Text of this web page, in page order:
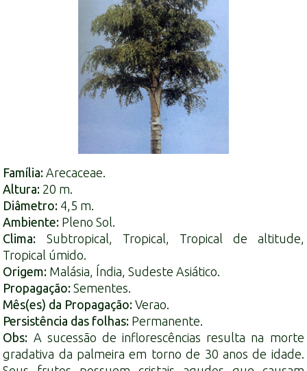
Família:Arecaceae.
Altura: 20 m.
Diâmetro: 4,5 m.
Ambiente: Pleno Sol.
Clima: Subtropical, Tropical, Tropical de altitude,
Tropical úmido.
Origem: Malásia, Índia, Sudeste Asiático.
Propagação:Sementes.
Mês(es) da Propagação:Verao.
Persistência das folhas: Permanente.
Obs: A sucessão de inflorescências resulta na morte
gradativa da palmeira em torno de 30 anos de idade.